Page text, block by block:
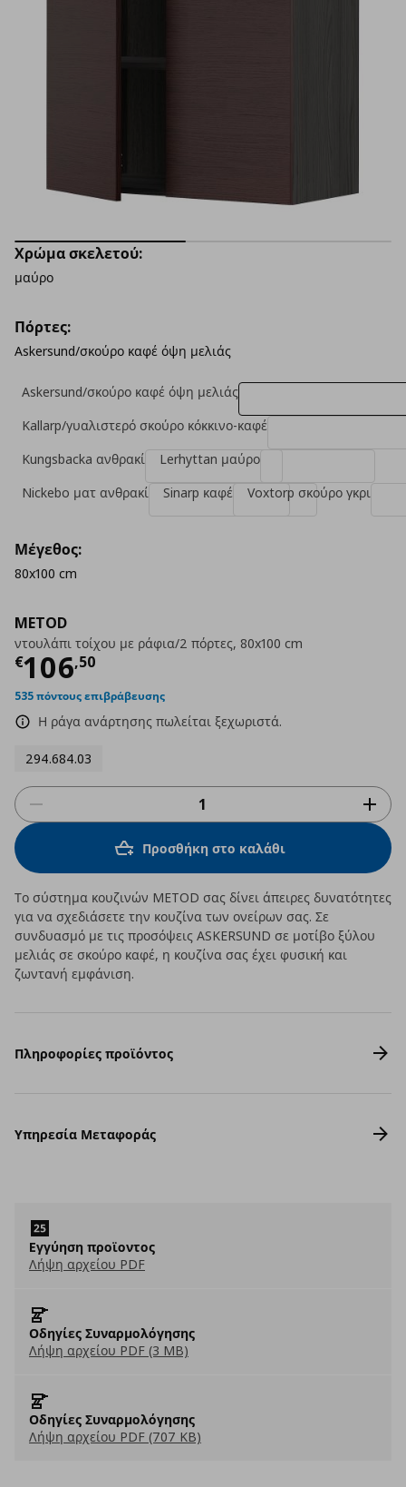
METOD
ντουλάπι τοίχου με ράφια/2 πόρτες, 80x100 cm
€106,50
Τρέχουσα τιμή
535 πόντους επιβράβευσης
Η ράγα ανάρτησης πωλείται ξεχωριστά.
294.684.03
Χρώμα σκελετού:
μαύρο
Πόρτες:
Askersund/σκούρο καφέ όψη μελιάς
Askersund/σκούρο καφέ όψη μελιάς
Kallarp/γυαλιστερό σκούρο κόκκινο-καφέ
Kungsbacka ανθρακί
Lerhyttan μαύρο
Nickebo ματ ανθρακί
Sinarp καφέ Voxtorp σκούρο γκρι
Μέγεθος:
80x100 cm
Προσθήκη στο καλάθι
Το σύστημα κουζινών METOD σας δίνει άπειρες δυνατότητες
για να σχεδιάσετε την κουζίνα των ονείρων σας. Σε
συνδυασμό με τις προσόψεις ASKERSUND σε μοτίβο ξύλου
μελιάς σε σκούρο καφέ, η κουζίνα σας έχει φυσική και
ζωντανή εμφάνιση.
Πληροφορίες προϊόντος
Υπηρεσία Μεταφοράς
Eγγύηση προϊοντος
Λήψη αρχείου PDF
Οδηγίες Συναρμολόγησης
Λήψη αρχείου PDF (3 MB)
Οδηγίες Συναρμολόγησης
Λήψη αρχείου PDF (707 KB)